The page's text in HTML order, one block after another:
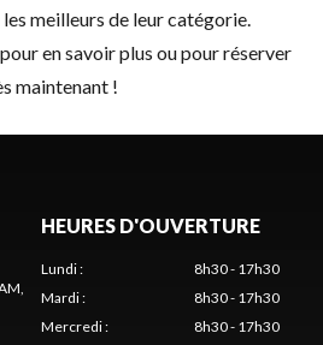
meilleurs de leur catégorie.
pour en savoir plus ou pour réserver
maintenant !
,
HEURES D'OUVERTURE
Lundi:
8h30 - 17h30
Mardi:
8h30 - 17h30
Mercredi:
8h30 - 17h30